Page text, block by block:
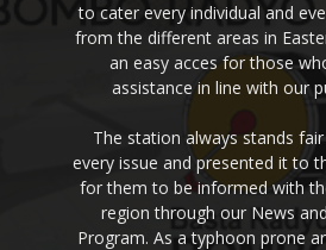
to cater every individual and
from the different areas in
an easy acces for those
assistance in line with our
The station always stands
every issue and presented it to
for them to be informed with
region through our News
Program. As a typhoon prone